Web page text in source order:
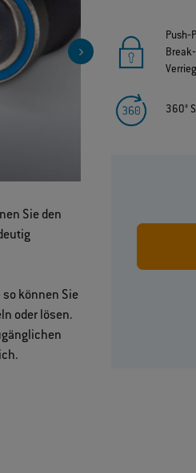
Sie den
können Sie
oder lösen.
Robust und
360°